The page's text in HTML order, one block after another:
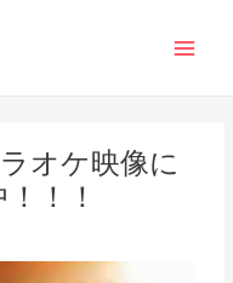
オケ映像に
！！